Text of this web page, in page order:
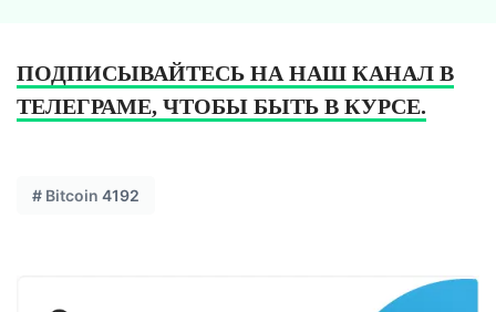
ПОДПИСЫВАЙТЕСЬ НА НАШ КАНАЛ В
ТЕЛЕГРАМЕ, ЧТОБЫ БЫТЬ В КУРСЕ.
# Bitcoin 4192